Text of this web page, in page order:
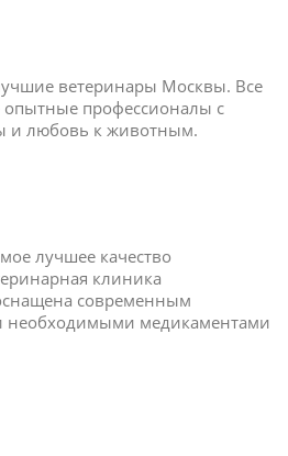
ветеринары Москвы. Все
профессионалы с
и любовь к животным.
лучшее качество
клиника
современным
необходимыми медикаментами